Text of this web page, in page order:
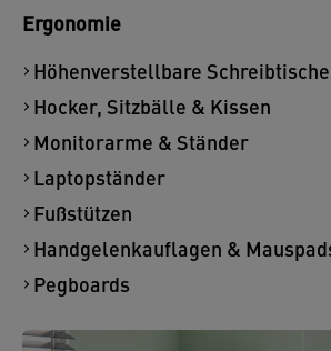
Ergonomie
Höhenverstellbare
Hocker, Sitzbälle & Kissen
Monitorarme & Ständer
Laptopständer
Fußstützen
Handgelenkauflagen &
Pegboards